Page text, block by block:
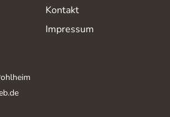
Kontakt
Impressum